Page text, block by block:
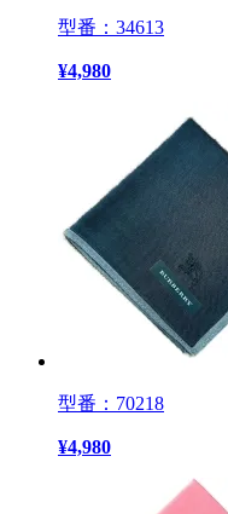
型番：34613
¥4,980
型番：70218
¥4,980